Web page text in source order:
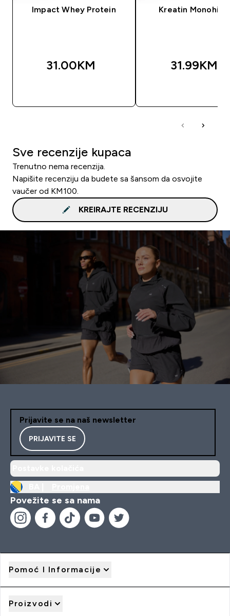
Impact Whey Protein
31.00KM‎
Kreatin
31.99KM‎
Sve recenzije kupaca
Trenutno nema recenzija.
Napišite recenziju da budete sa šansom da osvojite
vaučer od KM100.
KREIRAJTE RECENZIJU
Prijavite se na naš newsletter
PRIJAVITE SE
Povežite se sa nama
Pomoć I Informacije
Proizvodi